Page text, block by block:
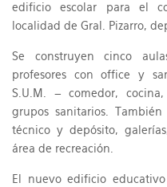
edificio escolar para el
localidad de Gral. Pizarro,
Se construyen cinco
profesores con office y
S.U.M. – comedor,
grupos sanitarios.
técnico y depósito,
área de recreación.
El nuevo edificio